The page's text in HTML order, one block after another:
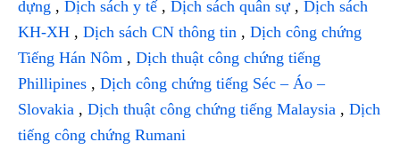
dựng , Dịch sách y tế, Dịch sách quân sự, Dịch sách
KH-XH , Dịch sách CN thông tin , Dịch công chứng
Tiếng Hán Nôm , Dịch thuật công chứng tiếng
Phillipines , Dịch công chứng tiếng Séc – Áo –
Slovakia , Dịch thuật công chứng tiếng Malaysia , Dịch
tiếng công chứng Rumani